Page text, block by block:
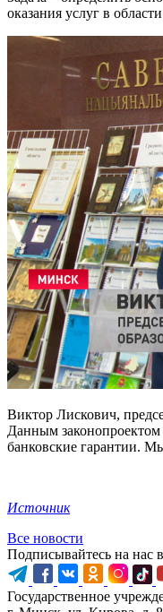
оказания услуг в
Виктор Лискович,
Данным законопроектом
банковские гарантии.
Источник
Все новости
Подписывайтесь на нас
Государственное